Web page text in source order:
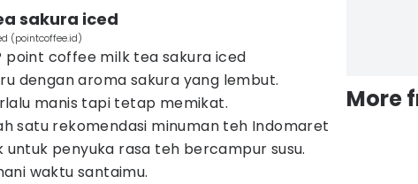
sakura iced
(pointcoffee.id)
point coffee milk tea sakura iced
dengan aroma sakura yang lembut.
manis tapi tetap memikat.
satu rekomendasi minuman teh Indomaret
penyuka rasa teh bercampur susu.
waktu santaimu.
More